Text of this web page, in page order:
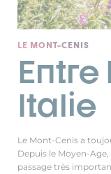
LE MONT-CENIS
Entre
Italie
Le Mont-Cenis a
Depuis le Moyen-
passage très